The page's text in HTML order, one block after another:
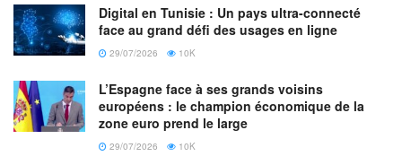
gagner jusqu’à 5 000 Miles. L’offre s’applique à tous
les billets d’avion Emirates achetés entre le 1er août
2021 et le 31 mars 2022, pour voyager pendant l’Expo
2020 de Dubaï.
Les vols commercialisés par Emirates et opérés par
flydubai avec un numéro de vol Emirates (EK) sont
Digital en Tunisie : Un pays ultra-connecté
face au grand défi des usages en ligne
29/07/2026 10K
L’Espagne face à ses grands voisins
européens : le champion économique de la
zone euro prend le large
29/07/2026 10K